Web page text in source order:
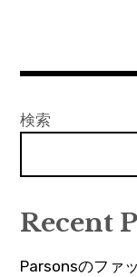
検索
Recent
Parsonsのファ